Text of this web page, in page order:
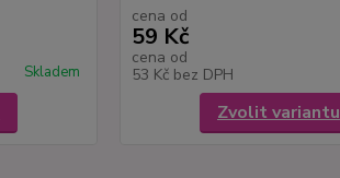
Skladem
cena od
59 Kč
cena od
53 Kč bez DPH
Zvolit variantu